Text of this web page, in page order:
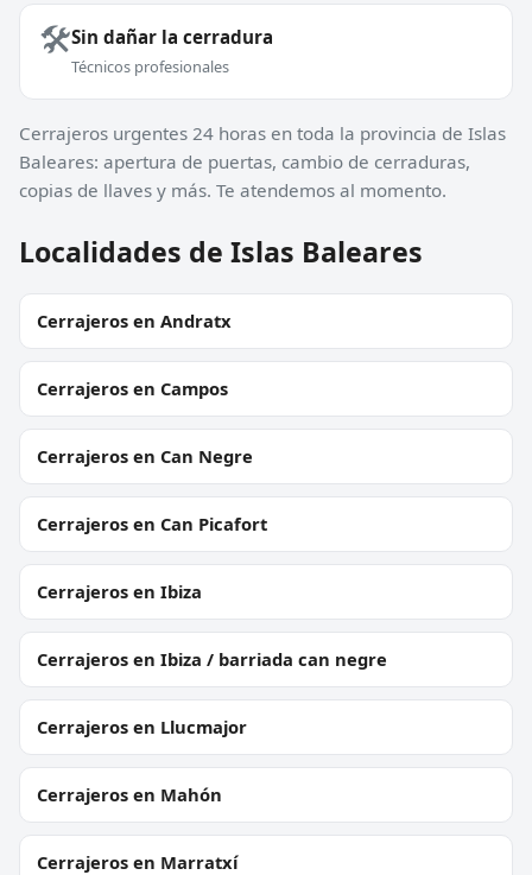
🛠️Sin dañar la cerradura
Técnicos profesionales
Cerrajeros urgentes 24 horas en toda la provincia de Islas
Baleares: apertura de puertas, cambio de cerraduras,
copias de llaves y más. Te atendemos al momento.
Localidades de Islas Baleares
Cerrajeros en Andratx
Cerrajeros en Campos
Cerrajeros en Can Negre
Cerrajeros en Can Picafort
Cerrajeros en Ibiza
Cerrajeros en Ibiza / barriada can negre
Cerrajeros en Llucmajor
Cerrajeros en Mahón
Cerrajeros en Marratxí